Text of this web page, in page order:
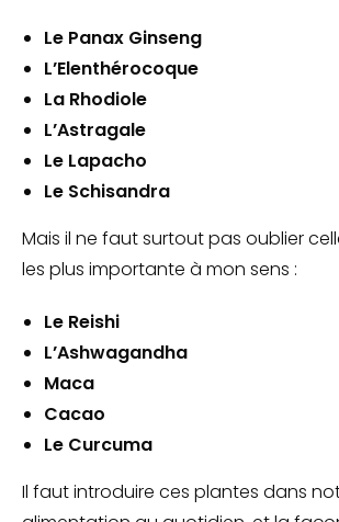
Le Panax Ginseng
L’Elenthérocoque
La Rhodiole
L’Astragale
Le Lapacho
Le Schisandra
Mais il ne faut surtout pas oublier
les plus importante à mon sens :
Le Reishi
L’Ashwagandha
Maca
Cacao
Le Curcuma
Il faut introduire ces plantes dans